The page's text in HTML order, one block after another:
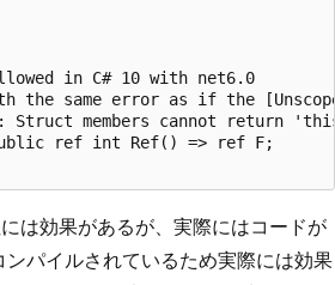
in C# 10 with net6.0
the same error as if the
Struct members cannot return
ref int Ref() => ref F;
は効果があるが、実際にはコードが
パイルされているため実際には効果